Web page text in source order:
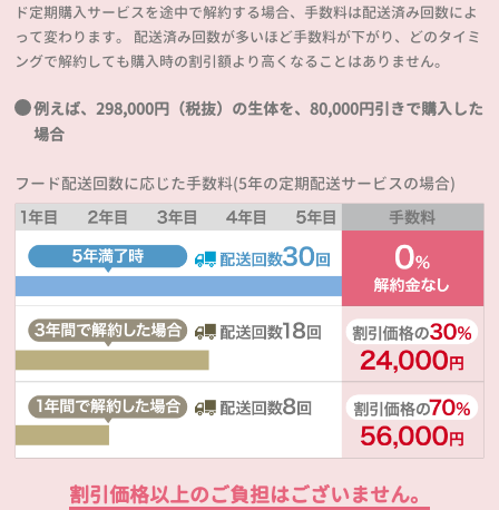
ド定期購入サービスを途中で解約する場合、手数料は配送済み回数によ
って変わります。 配送済み回数が多いほど手数料が下がり、どのタイミ
ングで解約しても購入時の割引額より高くなることはありません。
例えば、298,000円（税抜）の生体を、80,000円引きで購入した
場合
フード配送回数に応じた手数料(5年の定期配送サービスの場合)
割引価格以上のご負担はございません。